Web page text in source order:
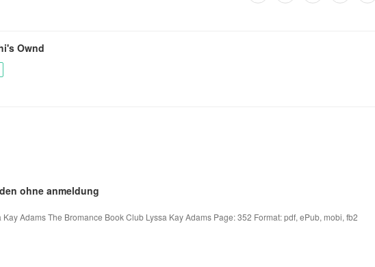
Ownd
ohne anmeldung
Adams The Bromance Book Club Lyssa Kay Adams Page: 352 Format: pdf, ePub, mobi, fb2